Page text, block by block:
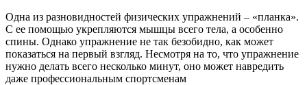
Одна из разновидностей физических упражнений – «планка».
С ее помощью укрепляются мышцы всего тела, а особенно
спины. Однако упражнение не так безобидно, как может
показаться на первый взгляд. Несмотря на то, что упражнение
нужно делать всего несколько минут, оно может навредить
даже профессиональным спортсменам